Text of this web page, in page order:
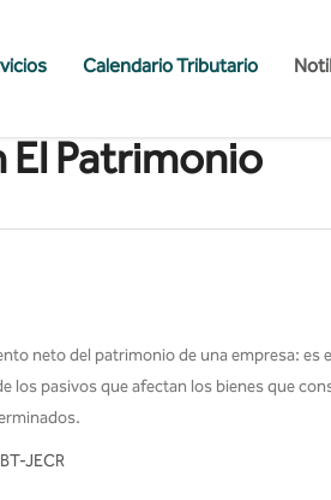
Calendario Tributario
El Patrimonio
neto del patrimonio de una empresa: es
los pasivos que afectan los bienes que
JECR